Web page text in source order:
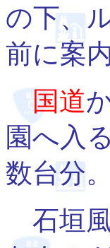
の下、
前に案
国道
園へ入
数台分。
石垣